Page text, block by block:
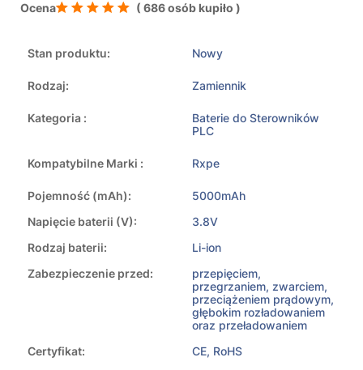
Ocena ( 686 osób kupiło )
Stan produktu: Nowy
Rodzaj: Zamiennik
Kategoria :
Baterie do Sterowników
PLC
Kompatybilne Marki : Rxpe
Pojemność (mAh):
5000mAh
Napięcie baterii (V):
3.8V
Rodzaj baterii:
Li-ion
Zabezpieczenie przed:
przepięciem,
przegrzaniem, zwarciem,
przeciążeniem prądowym,
głębokim rozładowaniem
oraz przeładowaniem
Certyfikat:
CE, RoHS